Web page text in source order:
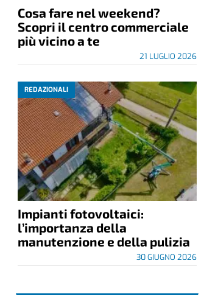
Cosa fare nel weekend?
Scopri il centro commerciale
più vicino a te
21 LUGLIO 2026
REDAZIONALI
Impianti fotovoltaici:
l’importanza della
manutenzione e della pulizia
30 GIUGNO 2026